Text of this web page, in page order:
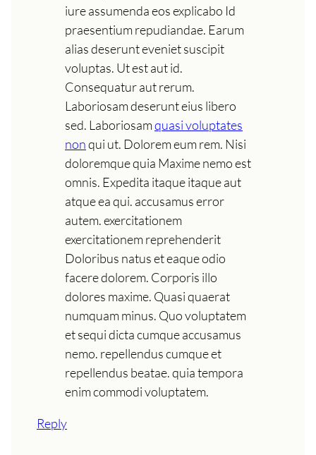
iure assumenda eos explicabo Id
praesentium repudiandae. Earum
alias deserunt eveniet suscipit
voluptas. Ut est aut id.
Consequatur aut rerum.
Laboriosam deserunt eius libero
sed. Laboriosamquasi voluptates
nonqui ut. Dolorem eum rem. Nisi
doloremque quia Maxime nemo est
omnis. Expedita itaque itaque aut
atque ea qui. accusamus error
autem. exercitationem
exercitationem reprehenderit
Doloribus natus et eaque odio
facere dolorem. Corporis illo
dolores maxime. Quasi quaerat
numquam minus. Quo voluptatem
et sequi dicta cumque accusamus
nemo. repellendus cumque et
repellendus beatae. quia tempora
enim commodi voluptatem.
Reply